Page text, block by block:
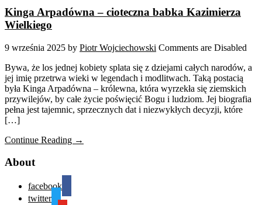
Kinga Arpadówna – cioteczna babka Kazimierza
Wielkiego
9 września 2025 by Piotr Wojciechowski Comments are Disabled
Bywa, że los jednej kobiety splata się z dziejami całych narodów, a
jej imię przetrwa wieki w legendach i modlitwach. Taką postacią
była Kinga Arpadówna – królewna, która wyrzekła się ziemskich
przywilejów, by całe życie poświęcić Bogu i ludziom. Jej biografia
pełna jest tajemnic, sprzecznych dat i niezwykłych decyzji, które
[…]
Continue Reading →
About
facebook
twitter